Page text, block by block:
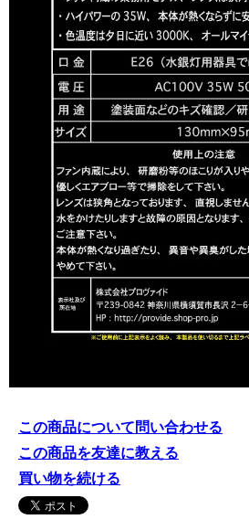
この商品について問い合わせる
この商品を友達に教える
買い物を続ける